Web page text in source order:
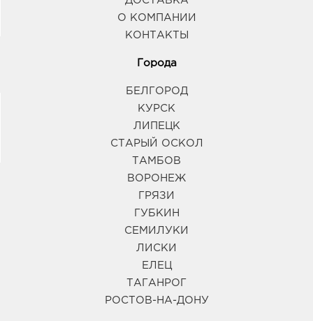
О КОМПАНИИ
КОНТАКТЫ
Города
БЕЛГОРОД
КУРСК
ЛИПЕЦК
СТАРЫЙ ОСКОЛ
ТАМБОВ
ВОРОНЕЖ
ГРЯЗИ
ГУБКИН
СЕМИЛУКИ
ЛИСКИ
ЕЛЕЦ
ТАГАНРОГ
РОСТОВ-НА-ДОНУ